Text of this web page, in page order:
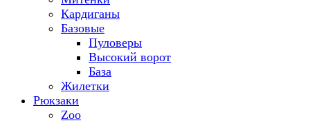
Кардиганы
Базовые
Пуловеры
Высокий ворот
База
Жилетки
Рюкзаки
Zoo